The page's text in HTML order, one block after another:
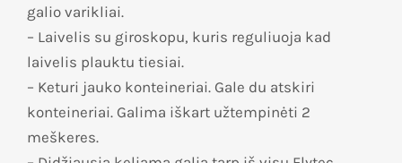
galio varikliai.
– Laivelis su giroskopu, kuris reguliuoja kad
laivelis plauktu tiesiai.
– Keturi jauko konteineriai. Gale du atskiri
konteineriai. Galima iškart užtempinėti 2
meškeres.